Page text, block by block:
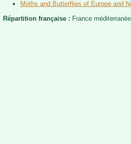
Moths and Butterflies of Europe and
Répartition française : France